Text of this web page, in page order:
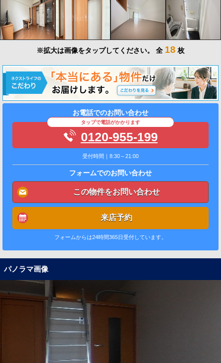
※拡大は画像をタップしてください。 全 18 枚
お電話でのお問い合わせ
タップで電話がかかります
0120-955-199
受付時間｜8:30～21:00
フォームでのお問い合わせ
この物件をお問い合わせ
来店予約
フォームからは24時間365日受付しています。
パノラマ画像